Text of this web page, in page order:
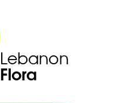
Lebanon
Flora